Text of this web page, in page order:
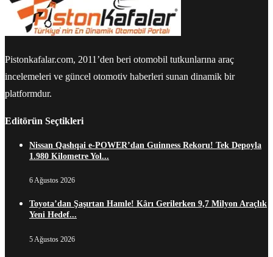
Pistonkafalar.com, 2011’den beri otomobil tutkunlarına araç
incelemeleri ve güncel otomotiv haberleri sunan dinamik bir
platformdur.
Editörün Seçtikleri
Nissan Qashqai e-POWER’dan Guinness Rekoru! Tek Depoyla
1.980 Kilometre Yol...
6 Ağustos 2026
Toyota’dan Şaşırtan Hamle! Kârı Gerilerken 9,7 Milyon Araçlık
Yeni Hedef...
5 Ağustos 2026